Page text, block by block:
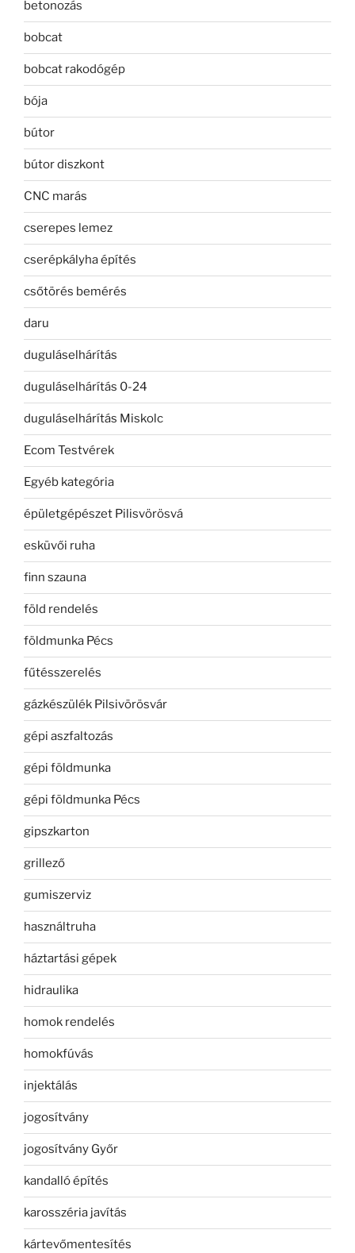
betonozás
bobcat
bobcat rakodógép
bója
bútor
bútor diszkont
CNC marás
cserepes lemez
cserépkályha építés
csőtörés bemérés
daru
duguláselhárítás
duguláselhárítás 0-24
duguláselhárítás Miskolc
Ecom Testvérek
Egyéb kategória
épületgépészet Pilisvörösvá
esküvői ruha
finn szauna
föld rendelés
földmunka Pécs
fűtésszerelés
gázkészülék Pilsivörösvár
gépi aszfaltozás
gépi földmunka
gépi földmunka Pécs
gipszkarton
grillező
gumiszerviz
használtruha
háztartási gépek
hidraulika
homok rendelés
homokfúvás
injektálás
jogosítvány
jogosítvány Győr
kandalló építés
karosszéria javítás
kártevőmentesítés